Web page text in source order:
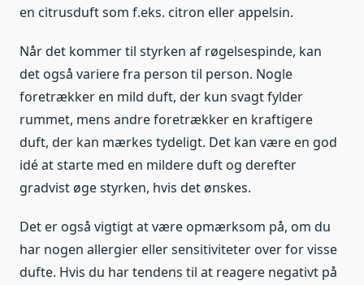
en citrusduft som f.eks. citron eller appelsin.
Når det kommer til styrken af røgelsespinde, kan
det også variere fra person til person. Nogle
foretrækker en mild duft, der kun svagt fylder
rummet, mens andre foretrækker en kraftigere
duft, der kan mærkes tydeligt. Det kan være en god
idé at starte med en mildere duft og derefter
gradvist øge styrken, hvis det ønskes.
Det er også vigtigt at være opmærksom på, om du
har nogen allergier eller sensitiviteter over for visse
dufte. Hvis du har tendens til at reagere negativt på